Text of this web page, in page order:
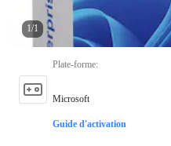
1/1
Plate-forme:
Microsoft
Guide d'activation